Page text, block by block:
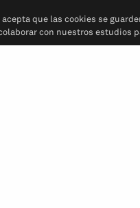
que las cookies se
con nuestros estudios